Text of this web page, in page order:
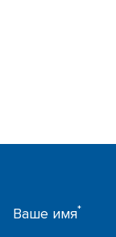
Ваше имя*